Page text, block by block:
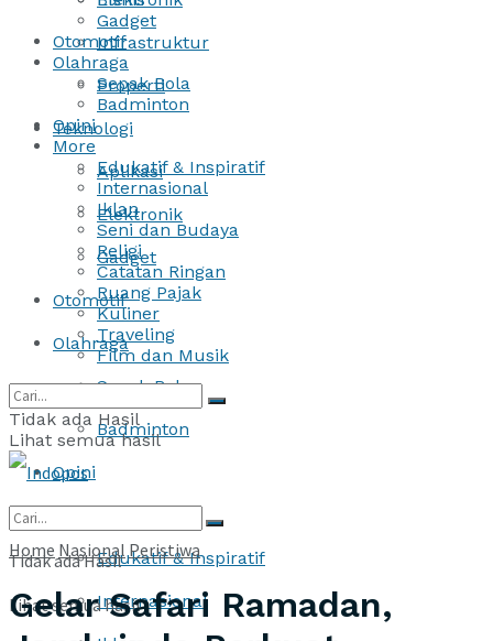
Infrastruktur
Properti
Teknologi
Aplikasi
Elektronik
Gadget
Otomotif
Olahraga
Sepak Bola
Badminton
Opini
Edukatif & Inspiratif
Internasional
Gadget
Otomotif
Olahraga
Sepak Bola
Badminton
Opini
More
Edukatif & Inspiratif
Internasional
Iklan
Seni dan Budaya
Religi
Catatan Ringan
Ruang Pajak
Kuliner
Traveling
Film dan Musik
Tidak ada Hasil
Lihat semua hasil
Tidak ada Hasil
Lihat semua hasil
Home Nasional Peristiwa
Gelar Safari Ramadan,